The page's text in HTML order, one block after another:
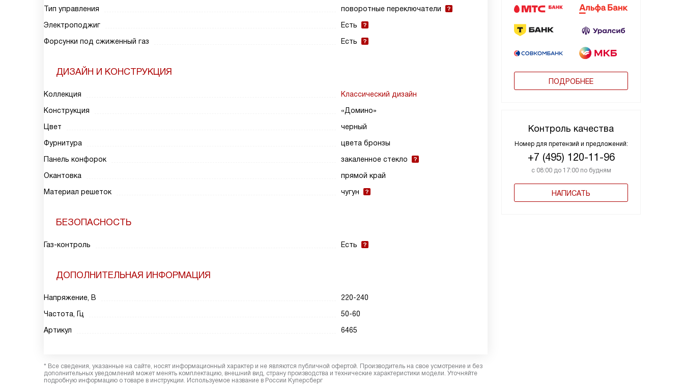
ПОДРОБНЕЕ
Контроль качества
Номер для претензий и предложений:
+7 (495) 120-11-96
с 08:00 до 17:00 по будням
НАПИСАТЬ
Тип управления
поворотные переключатели
Электроподжиг
Есть
Форсунки под сжиженный газ
Есть
ДИЗАЙН И КОНСТРУКЦИЯ
Коллекция
Классический дизайн
Конструкция
«Домино»
Цвет
черный
Фурнитура
цвета бронзы
Панель конфорок
закаленное стекло
Окантовка
прямой край
Материал решеток
чугун
БЕЗОПАСНОСТЬ
Газ-контроль Есть
ДОПОЛНИТЕЛЬНАЯ ИНФОРМАЦИЯ
Напряжение, В
220-240
Частота, Гц
50-60
Артикул
6465
* Все сведения, указанные на сайте, носят информационный характер и не являются публичной офертой. Производитель на свое усмотрение и без
дополнительных уведомлений может менять комплектацию, внешний вид, страну производства и технические характеристики модели. Уточняйте
подробную информацию о товаре в инструкции. Используемое название в России Куперсберг